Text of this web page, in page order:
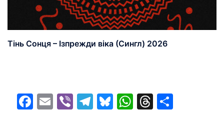
Тінь Сонця – Ізпрежди віка (Сингл) 2026
Facebook
EmailViberTelegram
Bluesky
WhatsApp
Threads